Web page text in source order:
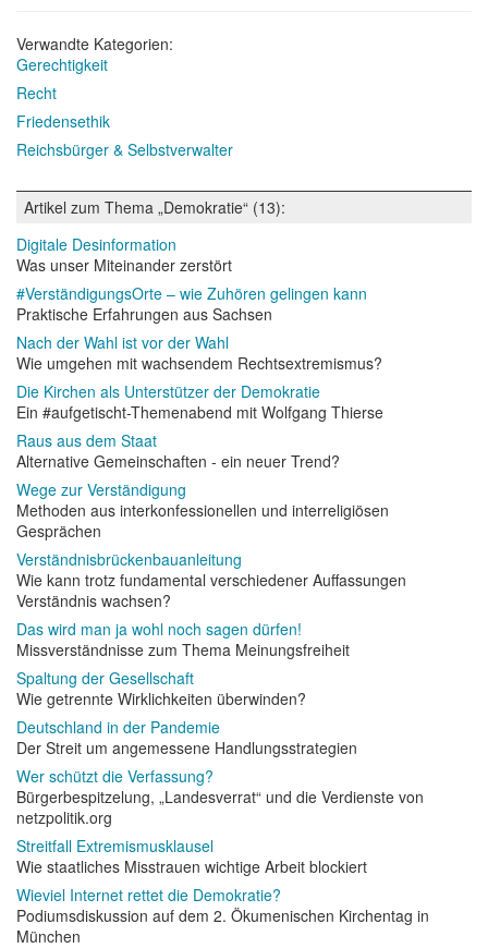
Verwandte Kategorien:
Gerechtigkeit
Recht
Friedensethik
Reichsbürger & Selbstverwalter
Artikel zum Thema „Demokratie“ (13):
Digitale Desinformation
Was unser Miteinander zerstört
#VerständigungsOrte – wie Zuhören gelingen kann
Praktische Erfahrungen aus Sachsen
Nach der Wahl ist vor der Wahl
Wie umgehen mit wachsendem Rechtsextremismus?
Die Kirchen als Unterstützer der Demokratie
Ein #aufgetischt-Themenabend mit Wolfgang Thierse
Raus aus dem Staat
Alternative Gemeinschaften - ein neuer Trend?
Wege zur Verständigung
Methoden aus interkonfessionellen und interreligiösen
Gesprächen
Verständnisbrückenbauanleitung
Wie kann trotz fundamental verschiedener Auffassungen
Verständnis wachsen?
Das wird man ja wohl noch sagen dürfen!
Missverständnisse zum Thema Meinungsfreiheit
Spaltung der Gesellschaft
Wie getrennte Wirklichkeiten überwinden?
Deutschland in der Pandemie
Der Streit um angemessene Handlungsstrategien
Wer schützt die Verfassung?
Bürgerbespitzelung, „Landesverrat“ und die Verdienste von
netzpolitik.org
Streitfall Extremismusklausel
Wie staatliches Misstrauen wichtige Arbeit blockiert
Wieviel Internet rettet die Demokratie?
Podiumsdiskussion auf dem 2. Ökumenischen Kirchentag in
München